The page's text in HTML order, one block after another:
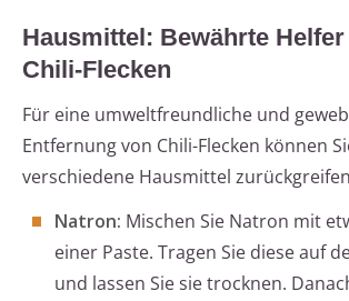
Hausmittel: Bewährte Helfer
Chili-Flecken
Für eine umweltfreundliche und
Entfernung von Chili-Flecken können
verschiedene Hausmittel
Natron: Mischen Sie Natron mit
einer Paste. Tragen Sie diese auf
und lassen Sie sie trocknen.